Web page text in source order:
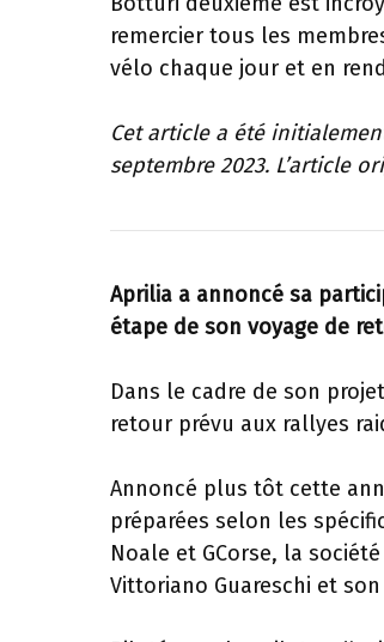
remercier tous les
vélo chaque jour et en
Cet article a été
septembre 2023. L’article
Aprilia a annoncé sa
étape de son voyage de
Dans le cadre de son
retour prévu aux rallyes
Annoncé plus tôt cette
préparées selon les
Noale et GCorse, la
Vittoriano Guareschi et